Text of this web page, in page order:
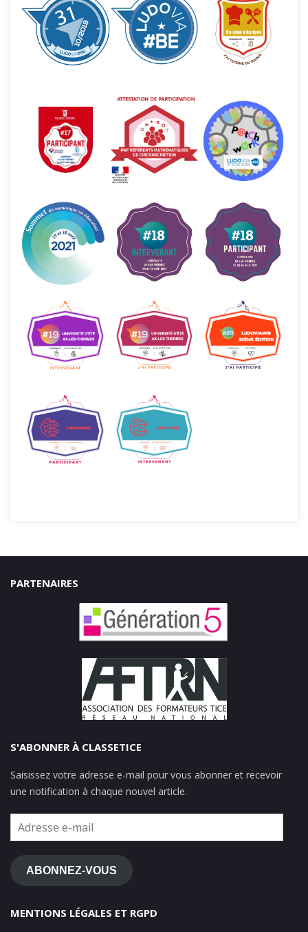
PARTENAIRES
S'ABONNER À CLASSETICE
Saisissez votre adresse e-mail pour vous abonner et recevoir
une notification à chaque nouvel article.
Adresse
e-
mail
ABONNEZ-VOUS
MENTIONS LÉGALES ET RGPD